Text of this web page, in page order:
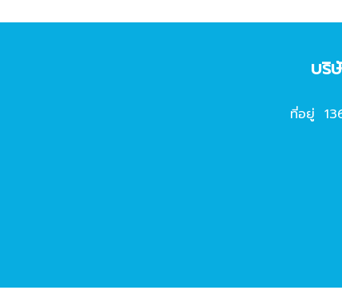
บริ
ที่อยู่